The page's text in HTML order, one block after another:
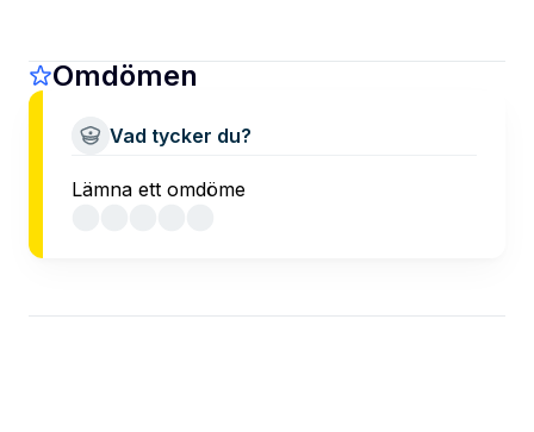
Omdömen
Vad tycker du?
Lämna ett omdöme